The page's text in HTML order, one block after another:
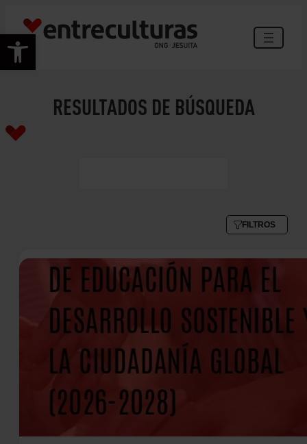
Abrir barra de herramientas
RESULTADOS DE BÚSQUEDA
FILTROS